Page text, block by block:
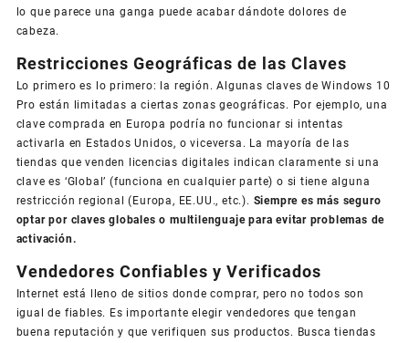
lo que parece una ganga puede acabar dándote dolores de
cabeza.
Restricciones Geográficas de las Claves
Lo primero es lo primero: la región. Algunas claves de Windows 10
Pro están limitadas a ciertas zonas geográficas. Por ejemplo, una
clave comprada en Europa podría no funcionar si intentas
activarla en Estados Unidos, o viceversa. La mayoría de las
tiendas que venden licencias digitales indican claramente si una
clave es ‘Global’ (funciona en cualquier parte) o si tiene alguna
restricción regional (Europa, EE.UU., etc.). Siempre es más seguro
optar por claves globales o multilenguaje para evitar problemas de
activación.
Vendedores Confiables y Verificados
Internet está lleno de sitios donde comprar, pero no todos son
igual de fiables. Es importante elegir vendedores que tengan
buena reputación y que verifiquen sus productos. Busca tiendas